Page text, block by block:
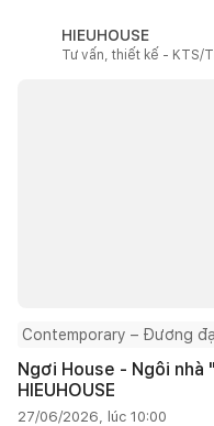
HIEUHOUSE
Tư vấn, thiết kế - KTS/
Contemporary – Đương
Ngơi House - Ngôi
HIEUHOUSE
27/06/2026, lúc 10:00